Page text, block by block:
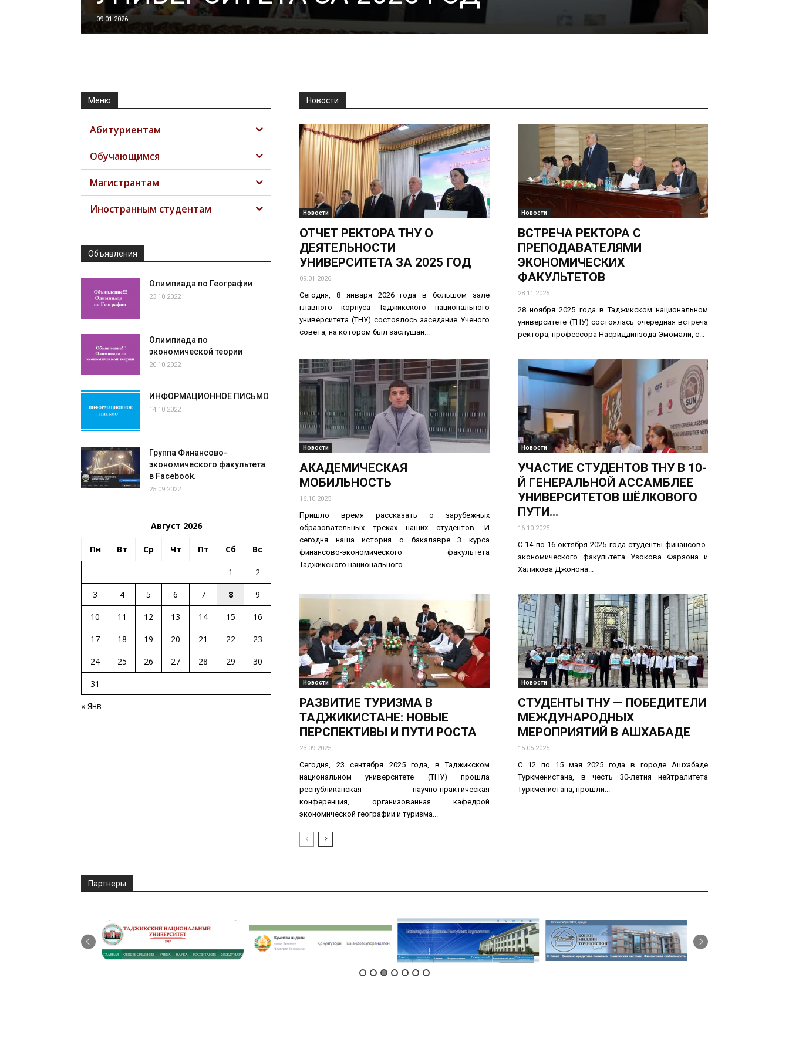
09.01.2026
Меню
Абитуриентам
Обучающимся
Магистрантам
Иностранным студентам
Объявления
Олимпиада по Географии
23.10.2022
Олимпиада по
экономической теории
20.10.2022
ИНФОРМАЦИОННОЕ ПИСЬМО
14.10.2022
Группа Финансово-
экономического факультета
в Facebook.
25.09.2022
Август 2026
Пн Вт Ср Чт Пт Сб Вс
« Янв
1
2
3
4 5 6 7 8
9
10
11 12 13 14 15
16
17
18 19 20 21 22
23
24
25 26 27 28 29
30
31
Новости
Новости
ОТЧЕТ РЕКТОРА ТНУ О
ДЕЯТЕЛЬНОСТИ
УНИВЕРСИТЕТА ЗА 2025 ГОД
09.01.2026
Сегодня, 8 января 2026 года в большом зале
главного корпуса Таджикского национального
университета (ТНУ) состоялось заседание Ученого
совета, на котором был заслушан...
Новости
ВСТРЕЧА РЕКТОРА С
ПРЕПОДАВАТЕЛЯМИ
ЭКОНОМИЧЕСКИХ
ФАКУЛЬТЕТОВ
28.11.2025
28 ноября 2025 года в Таджикском национальном
университете (ТНУ) состоялась очередная встреча
ректора, профессора Насриддинзода Эмомали, с...
Новости
АКАДЕМИЧЕСКАЯ
МОБИЛЬНОСТЬ
16.10.2025
Пришло время рассказать о зарубежных
образовательных треках наших студентов. И
сегодня наша история о бакалавре 3 курса
финансово-экономического факультета
Таджикского национального...
Новости
УЧАСТИЕ СТУДЕНТОВ ТНУ В 10-
Й ГЕНЕРАЛЬНОЙ АССАМБЛЕЕ
УНИВЕРСИТЕТОВ ШЁЛКОВОГО
ПУТИ...
16.10.2025
С 14 по 16 октября 2025 года студенты финансово-
экономического факультета Узокова Фарзона и
Халикова Джонона...
Новости
РАЗВИТИЕ ТУРИЗМА В
ТАДЖИКИСТАНЕ: НОВЫЕ
ПЕРСПЕКТИВЫ И ПУТИ РОСТА
23.09.2025
Сегодня, 23 сентября 2025 года, в Таджикском
национальном университете (ТНУ) прошла
республиканская научно-практическая
конференция, организованная кафедрой
экономической географии и туризма...
Новости
СТУДЕНТЫ ТНУ — ПОБЕДИТЕЛИ
МЕЖДУНАРОДНЫХ
МЕРОПРИЯТИЙ В АШХАБАДЕ
15.05.2025
С 12 по 15 мая 2025 года в городе Ашхабаде
Туркменистана, в честь 30-летия нейтралитета
Туркменистана, прошли...
Партнеры